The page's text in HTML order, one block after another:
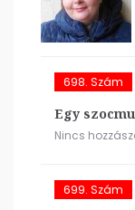
698. Szám
Egy
Nincs
699. Szám